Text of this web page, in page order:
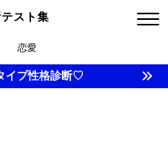
スト集
恋愛
イプ性格診断♡